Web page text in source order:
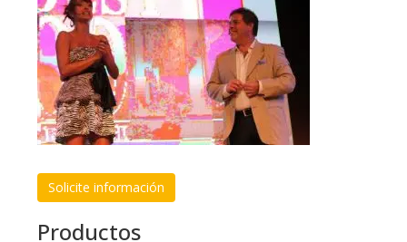
Solicite información
Productos